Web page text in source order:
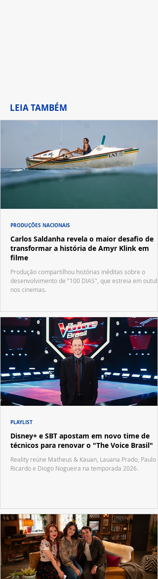
LEIA TAMBÉM
Carlos Saldanha revela o maior desafio de
transformar a história de Amyr Klink em
filme
Produção compartilhou histórias inéditas sobre o
desenvolvimento de "100 DIAS", que estreia em
nos cinemas.
PRODUÇÕES NACIONAIS
Disney+ e SBT apostam em novo time de
técnicos para renovar o "The Voice Brasil"
Reality reúne Matheus & Kauan, Lauana Prado, Paulo
Ricardo e Diogo Nogueira na temporada 2026.
PLAYLIST